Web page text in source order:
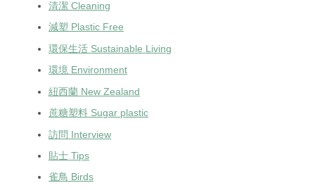
清潔 Cleaning
減塑 Plastic Free
環保生活 Sustainable Living
環境 Environment
紐西蘭 New Zealand
蔗糖塑料 Sugar plastic
訪問 Interview
貼士 Tips
雀鳥 Birds